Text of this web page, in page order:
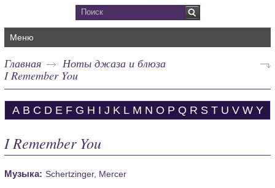
Меню
Главная
Ноты джаза и блюза
I Remember You
A B C D E F G H I J K L M N O P Q R S T U V W Y
I Remember You
Музыка: Schertzinger, Mercer